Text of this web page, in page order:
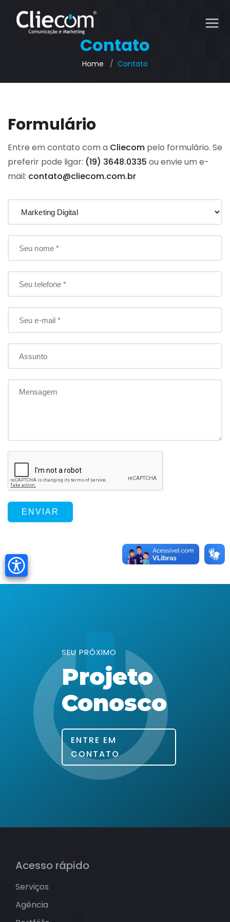
Contato
Home Contato
Formulário
Entre em contato com a Cliecom pelo formulário. Se
preferir pode ligar: (19) 3648.0335 ou envie um e-
mail: contato@cliecom.com.br
ENVIAR
SEU PRÓXIMO
Projeto
Conosco
ENTRE EM
CONTATO
Acesso rápido
Serviços
Agência